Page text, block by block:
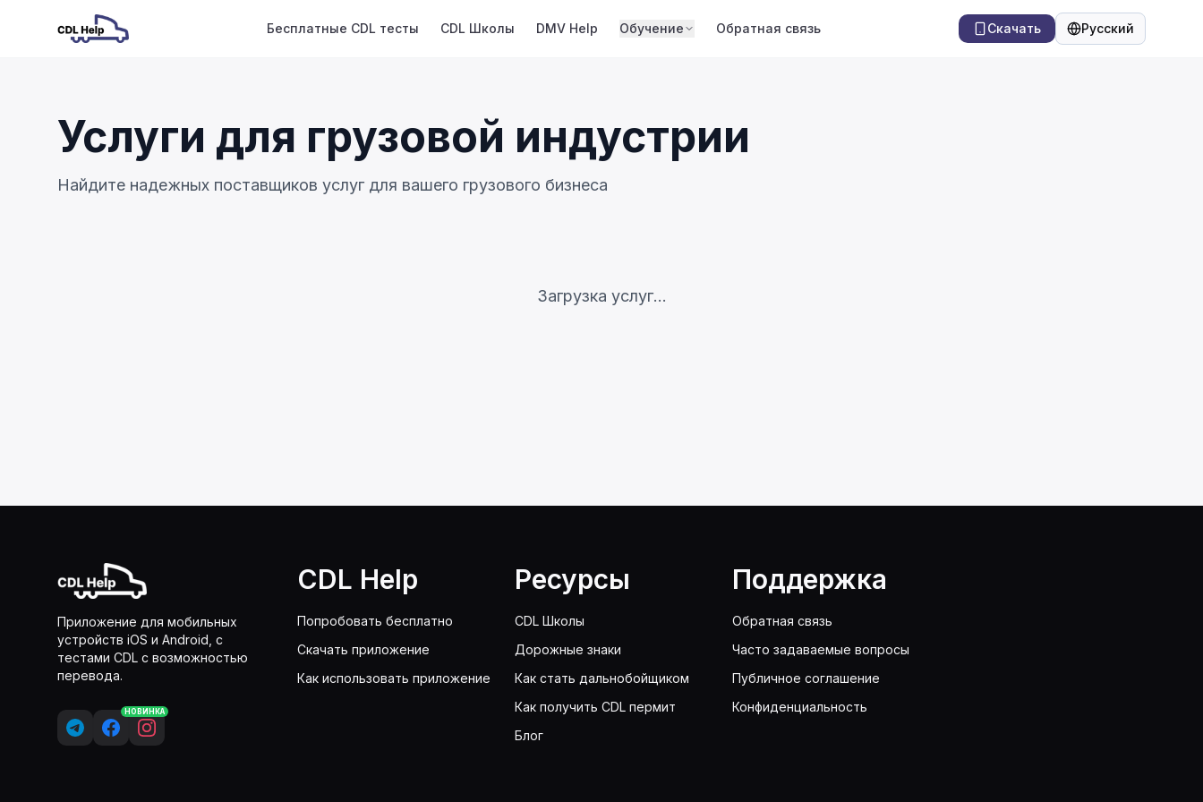
Бесплатные CDL тесты CDL Школы DMV Help Обучение Обратная связь Скачать Русский
Язык
Услуги для грузовой индустрии
Найдите надежных поставщиков услуг для вашего грузового бизнеса
Загрузка услуг...
Приложение для мобильных
устройств iOS и Android, с
тестами CDL с возможностью
перевода.
НОВИНКА
CDL Help
Попробовать бесплатно
Скачать приложение
Как использовать приложение
Ресурсы
CDL Школы
Дорожные знаки
Как стать дальнобойщиком
Как получить CDL пермит
Блог
Поддержка
Обратная связь
Часто задаваемые вопросы
Публичное соглашение
Конфиденциальность